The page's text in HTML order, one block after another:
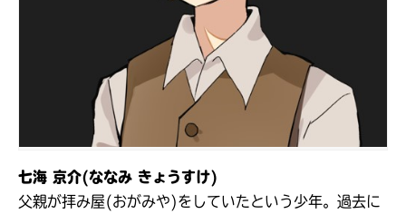
七海 京介(ななみ きょうすけ)
父親が拝み屋(おがみや)をしていたという少年。過去に